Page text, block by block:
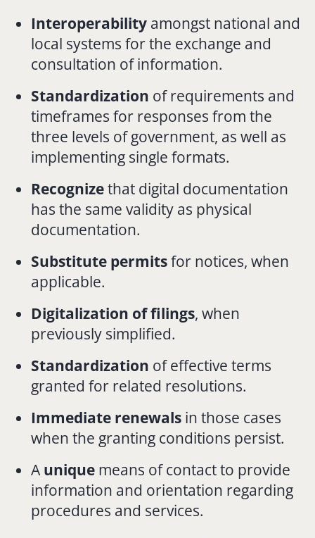
Interoperability amongst national and
local systems for the exchange and
consultation of information.
Standardization of requirements and
timeframes for responses from the
three levels of government, as well as
implementing single formats.
Recognizethat digital documentation
has the same validity as physical
documentation.
Substitute permitsfor notices, when
applicable.
Digitalization of filings, when
previously simplified.
Standardization of effective terms
granted for related resolutions.
Immediate renewals in those cases
when the granting conditions persist.
A unique means of contact to provide
information and orientation regarding
procedures and services.